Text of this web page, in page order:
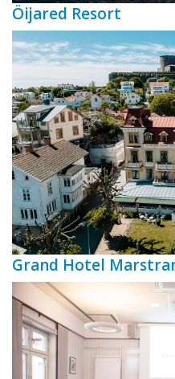
Öijared Resort
Grand Hotel